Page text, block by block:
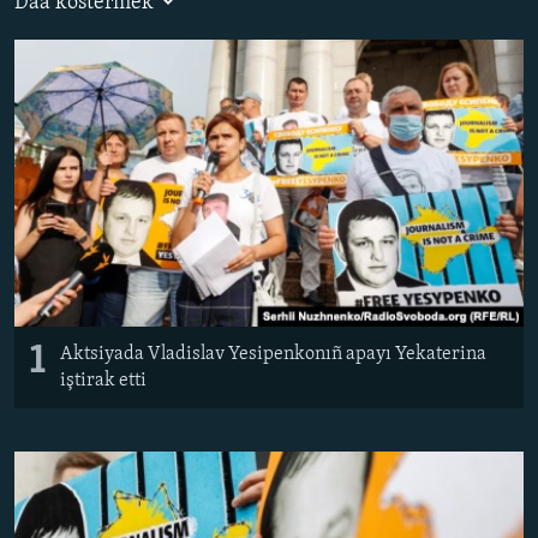
Русский
Українською
QOŞULIÑIZ!
RFE/RS bütün saytları
1
​Aktsiyada Vladislav Yesipenkonıñ apayı Yekaterina
iştirak etti